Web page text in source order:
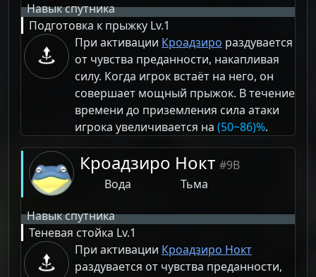
Навык спутника
Подготовка к прыжку Lv.1
При активации Кроадзиро раздувается
от чувства преданности, накапливая
силу. Когда игрок встаёт на него, он
совершает мощный прыжок. В течение
времени до приземления сила атаки
игрока увеличивается на (50~86)%.
Кроадзиро Нокт #9B
Вода
Тьма
Навык спутника
Теневая стойка Lv.1
При активации Кроадзиро Нокт
раздувается от чувства преданности,